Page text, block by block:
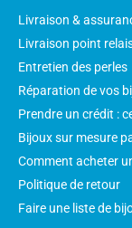
Livraison &
Livraison point
Entretien des perles
Réparation de vos
Prendre un crédit :
Bijoux sur mesure
Comment acheter
Politique de retour
Faire une liste de